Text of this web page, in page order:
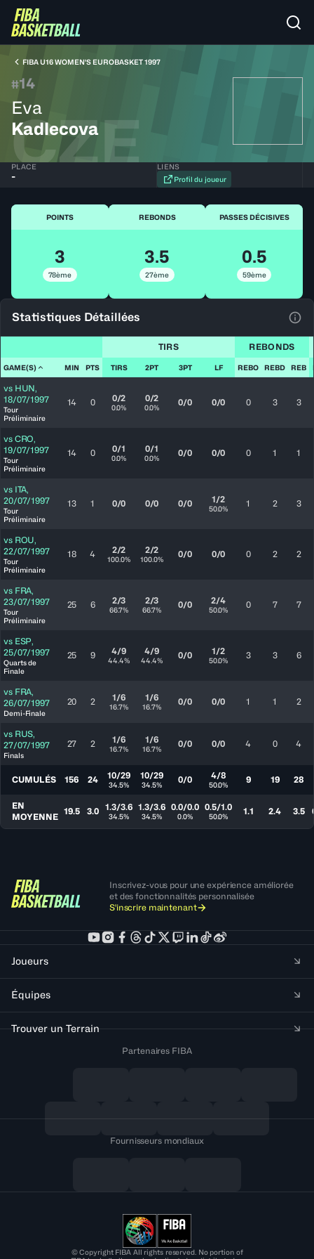
FIBA U16 WOMEN'S EUROBASKET 1997
#14
Eva
Kadlecova
CZE
PLACE
-
LIENS
Profil du joueur
POINTS
3
78ème
REBONDS
3.5
27ème
PASSES DÉCISIVES
0.5
59ème
Statistiques Détaillées
TIRS REBONDS
GAME(S) MIN PTS TIRS 2PT 3PT LF REBO REBD REB
vs HUN,
18/07/1997
Tour
Préliminaire
14 0 0/2
0.0%
0/2
0.0% 0/0 0/0 0 3 3
vs CRO,
19/07/1997
Tour
Préliminaire
14 0 0/1
0.0%
0/1
0.0% 0/0 0/0 0 1 1
vs ITA,
20/07/1997
Tour
Préliminaire
13 1 0/0 0/0 0/0 1/2
50.0% 1 2 3
vs ROU,
22/07/1997
Tour
Préliminaire
18 4 2/2
100.0%
2/2
100.0% 0/0 0/0 0 2 2
vs FRA,
23/07/1997
Tour
Préliminaire
25 6 2/3
66.7%
2/3
66.7% 0/0 2/4
50.0% 0 7 7
vs ESP,
25/07/1997
Quarts de
Finale
25 9 4/9
44.4%
4/9
44.4% 0/0 1/2
50.0% 3 3 6
vs FRA,
26/07/1997
Demi-Finale
20 2 1/6
16.7%
1/6
16.7% 0/0 0/0 1 1 2
vs RUS,
27/07/1997
Finals
27 2 1/6
16.7%
1/6
16.7% 0/0 0/0 4 0 4
CUMULÉS 156 24 10/29
34.5%
10/29
34.5% 0/0 4/8
50.0% 9 19 28
EN
MOYENNE
19.5 3.0 1.3/3.6
34.5%
1.3/3.6
34.5%
0.0/0.0
0.0%
0.5/1.0
50.0% 1.1 2.4 3.5
Inscrivez-vous pour une expérience améliorée
et des fonctionnalités personnalisée
S'inscrire maintenant
Joueurs
Équipes
Trouver un Terrain
Partenaires FIBA
Fournisseurs mondiaux
© Copyright FIBA All rights reserved. No portion of